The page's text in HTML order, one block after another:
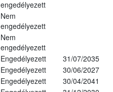
engedélyezett
Nem
engedélyezett
Nem
engedélyezett
Engedélyezett
31/07/2035
Engedélyezett
30/06/2027
Engedélyezett
30/04/2041